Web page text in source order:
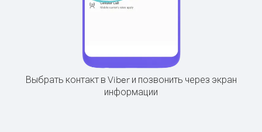
Выбрать контакт в Viber и позвонить через экран
информации